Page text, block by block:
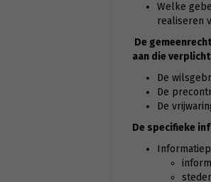
Welke
realiseren
De
aan die
De
De
De
De specifieke